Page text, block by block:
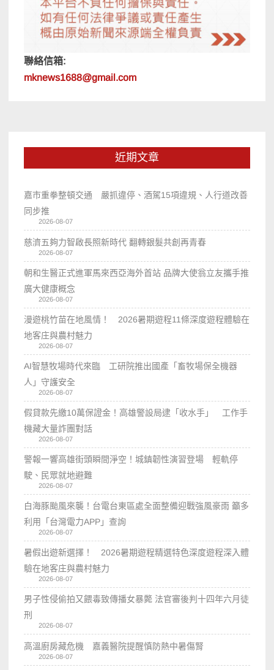
聯絡信箱:
mknews1688@gmail.com
近期文章
嘉市重拳整頓交通 嚴抓違停、酒駕15項違規、人行道改善
同步推
2026-08-07
慈濟五夠力智啟長照新時代 翻轉銀髮共創再青春
2026-08-07
朝和生醫正式進軍馬來西亞海外首站 品牌大使翁立友攜手推
廣大健康概念
2026-08-07
漫遊桃竹苗在地風情！ 2026暑期遊程11條深度遊程體驗在
地客庄與農村魅力
2026-08-07
AI智慧牧場時代來臨 工研院推出國產「畜牧場保全機器
人」守護安全
2026-08-07
假貸款先繳10萬保證金！高雄警設局逮「收水手」 工作手
機藏大量詐團對話
2026-08-07
警報一響高雄街頭瞬間淨空！城鎮韌性演習登場 輕軌停
駛、民眾就地避難
2026-08-07
白海豚颱風來襲！台電台東區處全面整備迎戰強風豪雨 籲多
利用「台灣電力APP」查詢
2026-08-07
暑假出遊新選擇！ 2026暑期遊程精選特色深度遊程深入體
驗在地客庄與農村魅力
2026-08-07
男子性侵偷拍又餵毒致傳播女暴斃 法官審後判十四年六月徒
刑
2026-08-07
高溫廚房藏危機 嘉義醫院提醒慎防熱中暑傷腎
2026-08-07